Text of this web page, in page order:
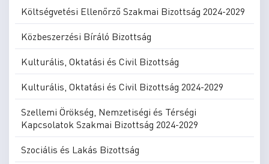
Költségvetési Ellenőrző Szakmai Bizottság 2024-2029
Közbeszerzési Bíráló Bizottság
Kulturális, Oktatási és Civil Bizottság
Kulturális, Oktatási és Civil Bizottság 2024-2029
Szellemi Örökség, Nemzetiségi és Térségi
Kapcsolatok Szakmai Bizottság 2024-2029
Szociális és Lakás Bizottság